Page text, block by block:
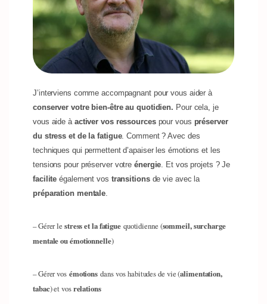
J’interviens comme accompagnant pour vous aider à
conserver votre bien-être au quotidien. Pour cela, je
vous aide à activer vos ressources pour vous préserver
du stress et de la fatigue. Comment ? Avec des
techniques qui permettent d’apaiser les émotions et les
tensions pour préserver votre énergie. Et vos projets ? Je
facilite également vos transitionsde vie avec la
préparation mentale.
– Gérer le stress et la fatiguequotidienne (sommeil, surcharge
mentale ou émotionnelle)
– Gérer vos émotions dansvos habitudes de vie (alimentation,
tabac) et vosrelations